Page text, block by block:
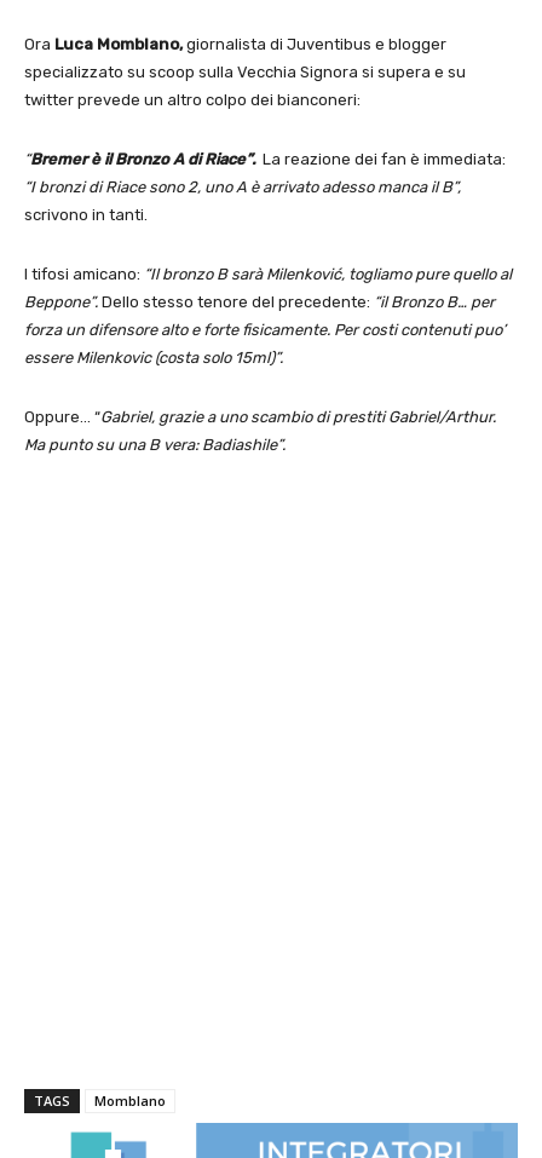
Ora Luca Momblano,giornalista di Juventibus e blogger
specializzato su scoop sulla Vecchia Signora si supera e su
twitter prevede un altro colpo dei bianconeri:
“Bremer è il Bronzo A di Riace”. La reazione dei fan è immediata:
“I bronzi di Riace sono 2, uno A è arrivato adesso manca il B”,
scrivono in tanti.
I tifosi amicano: “Il bronzo B sarà Milenković, togliamo pure quello al
Beppone”. Dello stesso tenore del precedente: “il Bronzo B… per
forza un difensore alto e forte fisicamente. Per costi contenuti puo’
essere Milenkovic (costa solo 15ml)”.
Oppure… “Gabriel, grazie a uno scambio di prestiti Gabriel/Arthur.
Ma punto su una B vera: Badiashile”.
TAGS Momblano